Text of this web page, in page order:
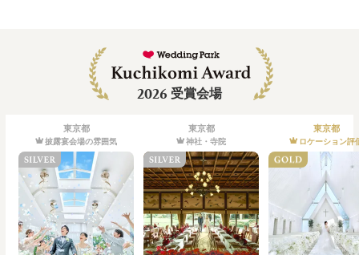
2026 受賞会場
東京都
披露宴会場の雰囲気
東京都
神社・寺院
東京都
ロケーション評